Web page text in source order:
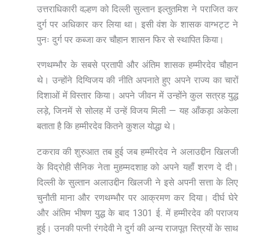
उत्तराधिकारी वल्हण को दिल्ली सुल्तान इल्तुतमिश ने पराजित कर
दुर्ग पर अधिकार कर लिया था। इसी वंश के शासक वाग्भट्ट ने
पुनः दुर्ग पर कब्जा कर चौहान शासन फिर से स्थापित किया।
रणथम्भौर के सबसे प्रतापी और अंतिम शासक हम्मीरदेव चौहान
थे। उन्होंने दिग्विजय की नीति अपनाते हुए अपने राज्य का चारों
दिशाओं में विस्तार किया। अपने जीवन में उन्होंने कुल सत्रह युद्ध
लड़े, जिनमें से सोलह में उन्हें विजय मिली — यह आँकड़ा अकेला
बताता है कि हम्मीरदेव कितने कुशल योद्धा थे।
टकराव की शुरुआत तब हुई जब हम्मीरदेव ने अलाउद्दीन खिलजी
के विद्रोही सैनिक नेता मुहम्मदशाह को अपने यहाँ शरण दे दी।
दिल्ली के सुल्तान अलाउद्दीन खिलजी ने इसे अपनी सत्ता के लिए
चुनौती माना और रणथम्भौर पर आक्रमण कर दिया। दीर्घ घेरे
और अंतिम भीषण युद्ध के बाद 1301 ई. में हम्मीरदेव की पराजय
हुई। उनकी पत्नी रंगदेवी ने दुर्ग की अन्य राजपूत स्त्रियों के साथ